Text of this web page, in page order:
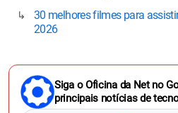
30 melhores filmes para
2026
Siga o Oficina da Net no
principais notícias de